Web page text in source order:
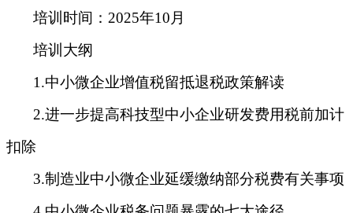
培训时间 ： 2025年10月
培训大纲
1.中小微企业增值税留抵退税政策解读
2.进一步提高科技型中小企业研发费用税前加计
扣除
3.制造业中小微企业延缓缴纳部分税费有关事项